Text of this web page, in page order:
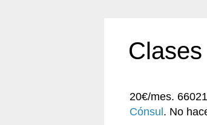
20€/mes.
Cónsul . No